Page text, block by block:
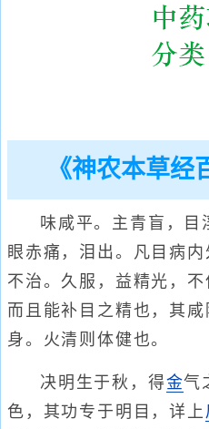
《神农本草
味咸平。主青盲，目
眼赤痛，泪出。凡目病
不治。久服，益精光，不
而且能补目之精也，其咸
身。火清则体健也。
决明生于秋，得金气
色，其功专于明目，详上